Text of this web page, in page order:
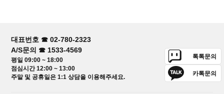
대표번호 ☎ 02-780-2323
A/S문의 ☎ 1533-4569
평일 09:00 ~ 18:00
점심시간 12:00 ~ 13:00
주말 및 공휴일은 1:1 상담을 이용해주세요.
톡톡문의
카톡문의